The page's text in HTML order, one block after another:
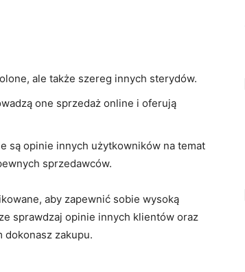
ale także szereg innych sterydów.
one sprzedaż online i oferują
są opinie innych użytkowników na temat
sprzedawców.
aby zapewnić sobie wysoką
sprawdzaj opinie innych klientów oraz
zakupu.